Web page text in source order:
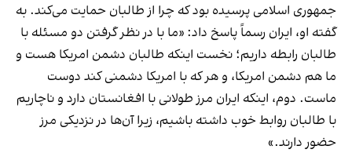
جمهوری اسلامی پرسیده بود که چرا از طالبان حمایت می‌کند. به
گفته او، ایران رسماً پاسخ داد: «ما با در نظر گرفتن دو مسئله با
طالبان رابطه داریم؛ نخست اینکه طالبان دشمن امریکا هست و
ما هم دشمن امریکا، و هر که با امریکا دشمنی کند دوست
ماست. دوم، اینکه ایران مرز طولانی با افغانستان دارد و ناچاریم
با طالبان روابط خوب داشته باشیم، زیرا آن‌ها در نزدیکی مرز
حضور دارند.»